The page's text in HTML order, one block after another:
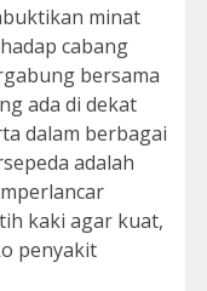
minat
cabang
bersama
ada di dekat
dalam berbagai
adalah
kaki agar kuat,
penyakit